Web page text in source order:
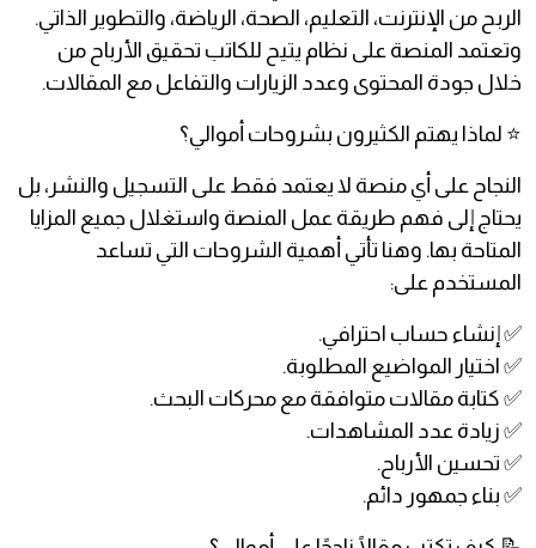
الربح من الإنترنت، التعليم، الصحة، الرياضة، والتطوير الذاتي.
وتعتمد المنصة على نظام يتيح للكاتب تحقيق الأرباح من
خلال جودة المحتوى وعدد الزيارات والتفاعل مع المقالات.
⭐ لماذا يهتم الكثيرون بشروحات أموالي؟
النجاح على أي منصة لا يعتمد فقط على التسجيل والنشر، بل
يحتاج إلى فهم طريقة عمل المنصة واستغلال جميع المزايا
المتاحة بها. وهنا تأتي أهمية الشروحات التي تساعد
المستخدم على:
✅ إنشاء حساب احترافي.
✅ اختيار المواضيع المطلوبة.
✅ كتابة مقالات متوافقة مع محركات البحث.
✅ زيادة عدد المشاهدات.
✅ تحسين الأرباح.
✅ بناء جمهور دائم.